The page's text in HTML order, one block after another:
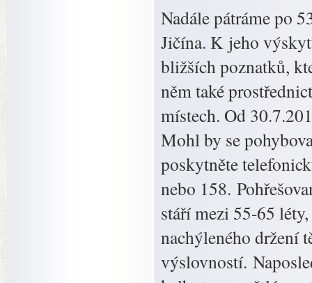
Nadále pátráme po
Jičína. K jeho
bližších poznatků,
něm také
místech. Od
Mohl by se
poskytněte
nebo 158.
stáří mezi 55-65
nachýleného držení
výslovností.